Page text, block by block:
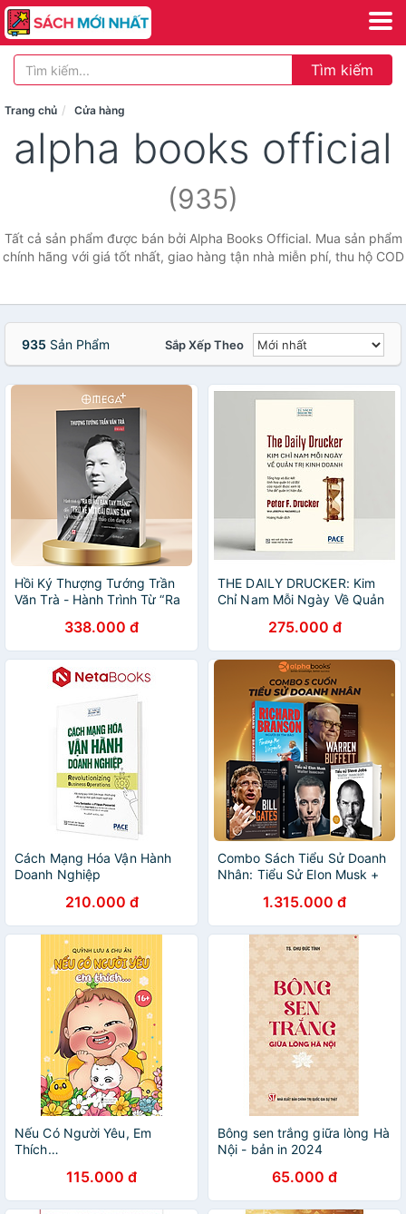
Tìm kiếm
Trang chủ Cửa hàng
alpha books official
(935)
Tất cả sản phẩm được bán bởi Alpha Books Official. Mua sản phẩm
chính hãng với giá tốt nhất, giao hàng tận nhà miễn phí, thu hộ COD
935 Sản Phẩm Sắp Xếp Theo
Hồi Ký Thượng Tướng Trần
Văn Trà - Hành Trình Từ “Ra
“Trở Về Một Dải Giang San”
Và Những Trang Bản Thảo
Còn Dang Dở
338.000 đ
THE DAILY DRUCKER: Kim
Chỉ Nam Mỗi Ngày Về Quản
Drucker, Joseph A.
Maciariello - Hoàng Huấn
dịch - Viện Pace
275.000 đ
Cách Mạng Hóa Vận Hành
Doanh Nghiệp
210.000 đ
Combo Sách Tiểu Sử Doanh
Nhân: Tiểu Sử Elon Musk +
Sử Bill Gates + Richard
Branson - Người Đi Tìm Bão
+ Warren Buffett - Quá Trình
Hình Thành Một Nhà Tư Bản
1.315.000 đ
Nếu Có Người Yêu, Em
Thích…
115.000 đ
Bông sen trắng giữa lòng Hà
Nội - bản in 2024
65.000 đ